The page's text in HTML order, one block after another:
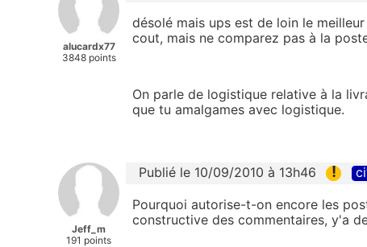
alucardx77
3848 points
désolé mais ups est de loin le
cout, mais ne comparez pas à la
On parle de logistique relative à la
que tu amalgames avec logistique.
Jeff_m
191 points
Publié le 10/09/2010 à 13h46 !
Pourquoi autorise-t-on encore les
constructive des commentaires, y'a